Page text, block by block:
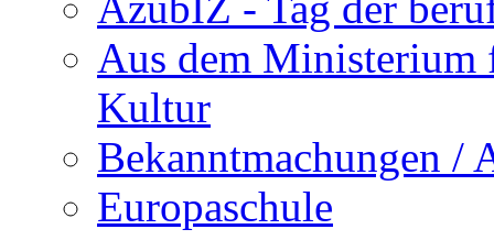
Aus dem Ministerium
Kultur
Bekanntmachungen /
Europaschule